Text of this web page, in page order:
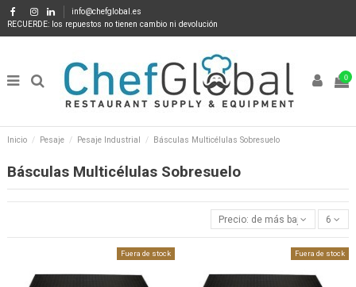
info@chefglobal.es
RECUERDE: los repuestos no tienen cambio ni devolución
0
Inicio Pesaje Pesaje Industrial Básculas Multicélulas Sobresuelo
Básculas Multicélulas Sobresuelo
Precio: de más bajo a más alto
6
Fuera de stock Fuera de stock